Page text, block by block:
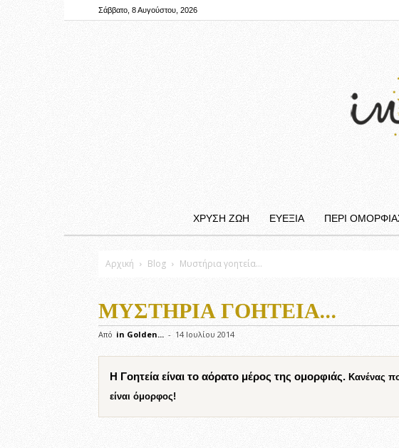
Σάββατο, 8 Αυγούστου, 2026
ΧΡΥΣΗ ΖΩΗ ΕΥΕΞΙΑ ΠΕΡΙ
Αρχική Blog Μυστήρια γοητεία…
ΜΥΣΤΉΡΙΑ ΓΟΗΤΕΊΑ…
Από in Golden... - 14 Ιουλίου 2014
Η Γοητεία είναι το αόρατο μέρος της ομορφιάς. Κανένας
είναι όμορφος!